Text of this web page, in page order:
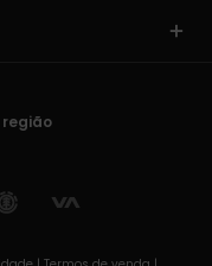
região